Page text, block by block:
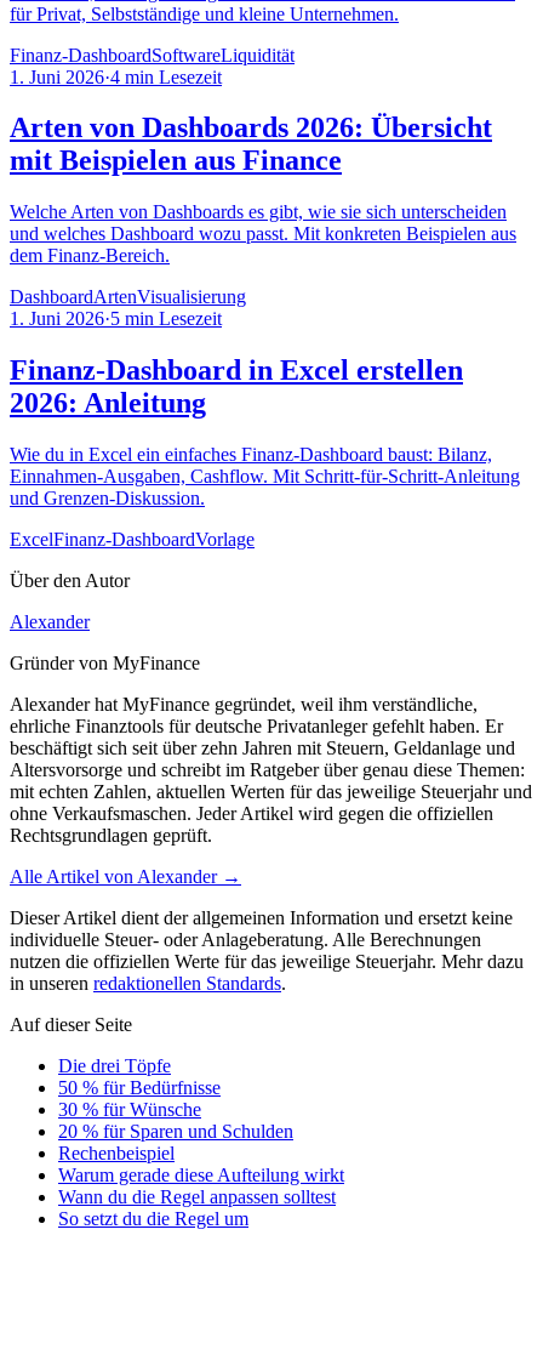
für Privat, Selbstständige und kleine Unternehmen.
Finanz-DashboardSoftwareLiquidität
1. Juni 2026·4 min Lesezeit
Arten von Dashboards 2026: Übersicht
mit Beispielen aus Finance
Welche Arten von Dashboards es gibt, wie sie sich unterscheiden
und welches Dashboard wozu passt. Mit konkreten Beispielen aus
dem Finanz-Bereich.
DashboardArtenVisualisierung
1. Juni 2026·5 min Lesezeit
Finanz-Dashboard in Excel erstellen
2026: Anleitung
Wie du in Excel ein einfaches Finanz-Dashboard baust: Bilanz,
Einnahmen-Ausgaben, Cashflow. Mit Schritt-für-Schritt-Anleitung
und Grenzen-Diskussion.
ExcelFinanz-DashboardVorlage
Über den Autor
Alexander
Gründer von MyFinance
Alexander hat MyFinance gegründet, weil ihm verständliche,
ehrliche Finanztools für deutsche Privatanleger gefehlt haben. Er
beschäftigt sich seit über zehn Jahren mit Steuern, Geldanlage und
Altersvorsorge und schreibt im Ratgeber über genau diese Themen:
mit echten Zahlen, aktuellen Werten für das jeweilige Steuerjahr und
ohne Verkaufsmaschen. Jeder Artikel wird gegen die offiziellen
Rechtsgrundlagen geprüft.
Alle Artikel von Alexander→
Dieser Artikel dient der allgemeinen Information und ersetzt keine
individuelle Steuer- oder Anlageberatung. Alle Berechnungen
nutzen die offiziellen Werte für das jeweilige Steuerjahr. Mehr dazu
in unseren redaktionellen Standards.
Auf dieser Seite
Die drei Töpfe
50 % für Bedürfnisse
30 % für Wünsche
20 % für Sparen und Schulden
Rechenbeispiel
Warum gerade diese Aufteilung wirkt
Wann du die Regel anpassen solltest
So setzt du die Regel um